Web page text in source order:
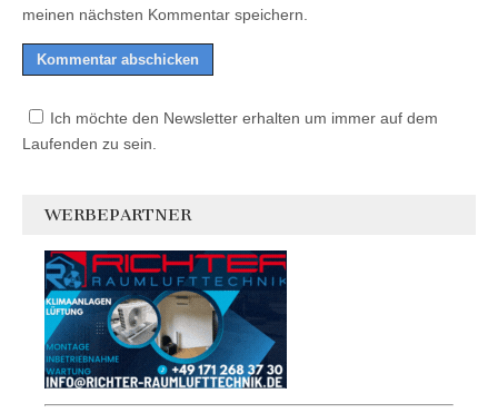
meinen nächsten Kommentar speichern.
Ich möchte den Newsletter erhalten um immer auf dem
Laufenden zu sein.
WERBEPARTNER